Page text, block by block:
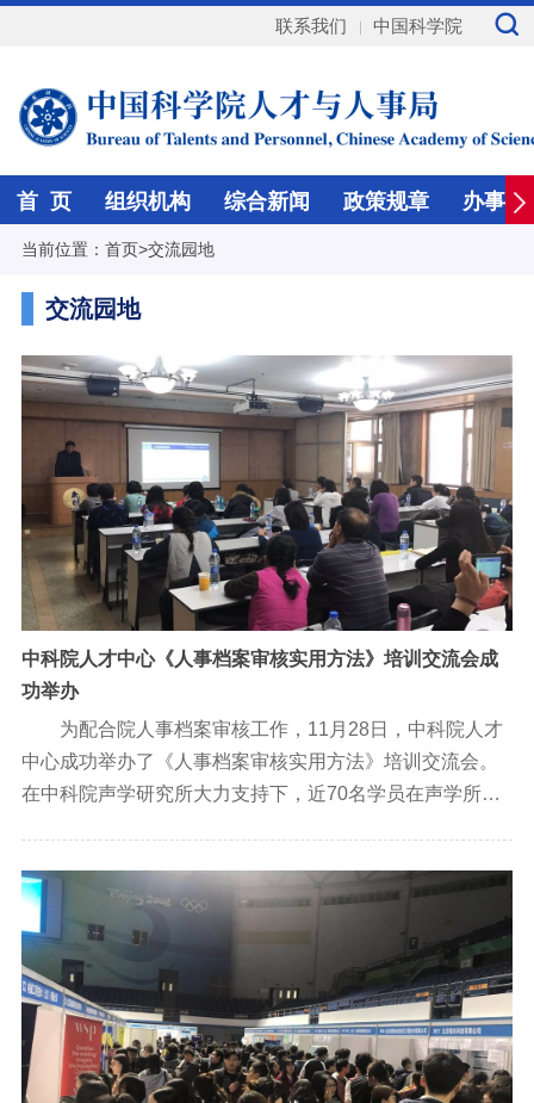
联系我们 中国科学院
首 页 组织机构 综合新闻 政策规章 办事指
当前位置： 首页>交流园地
交流园地
中科院人才中心《人事档案审核实用方法》培训交流会成
功举办
为配合院人事档案审核工作，11月28日，中科院人才
中心成功举办了《人事档案审核实用方法》培训交流会。
在中科院声学研究所大力支持下，近70名学员在声学所